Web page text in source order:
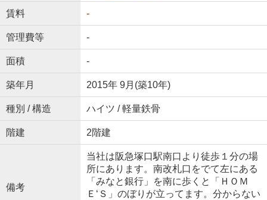
賃料 -
管理費等 -
面積 -
築年月 2015年 9月(築10年)
種別 / 構造 ハイツ / 軽量鉄骨
階建 2階建
備考
当社は阪急塚口駅南口より徒歩１分の場
所にあります。南改札口をでて左にある
「みなと銀行」を南に歩くと「ＨＯＭ
Ｅ‘Ｓ」のぼりが立ってます。分からない